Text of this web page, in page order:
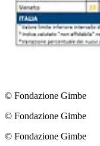
© Fondazione Gimbe
© Fondazione Gimbe
© Fondazione Gimbe